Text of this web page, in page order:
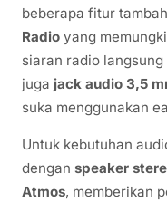
beberapa fitur
Radio yang
siaran radio
juga jack audio 3,5
suka menggunakan
Untuk kebutuhan
dengan speaker
Atmos, memberikan